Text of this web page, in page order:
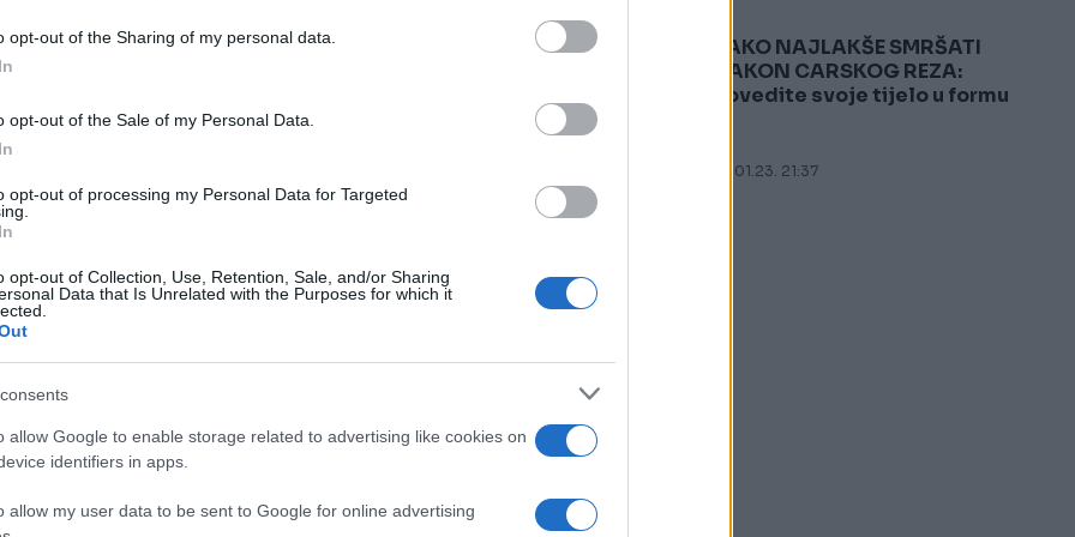
opt-out of the Sharing of my personal data.
opt-out of the Sale of my Personal Data.
opt-out of processing my Personal Data for Targeted
opt-out of Collection, Use, Retention, Sale, and/or Sharing
Data that Is Unrelated with the Purposes for which it
allow Google to enable storage related to advertising like cookies on
identifiers in apps.
allow my user data to be sent to Google for online advertising
i javlja se hiperaktivnosti i vrlo izražena
u kojoj se puši i koja se dovoljno ne
ukloniti sve uzročnike kojima možete upravljati.
nije previše suh, da se redovito provjetrava i
reakciju.
i zadebljanjem krajnika isto tako može
tvrdoglava, nemirna i imaju vrlo
djetetu kvalitetan san trebalo bi ugasiti
prije odlaska na spavanje kako bi se mozak
KAKO NAJLAKŠE SMRŠATI
NAKON CARSKOG REZA:
Dovedite svoje tijelo u formu
07.01.23. 21:37